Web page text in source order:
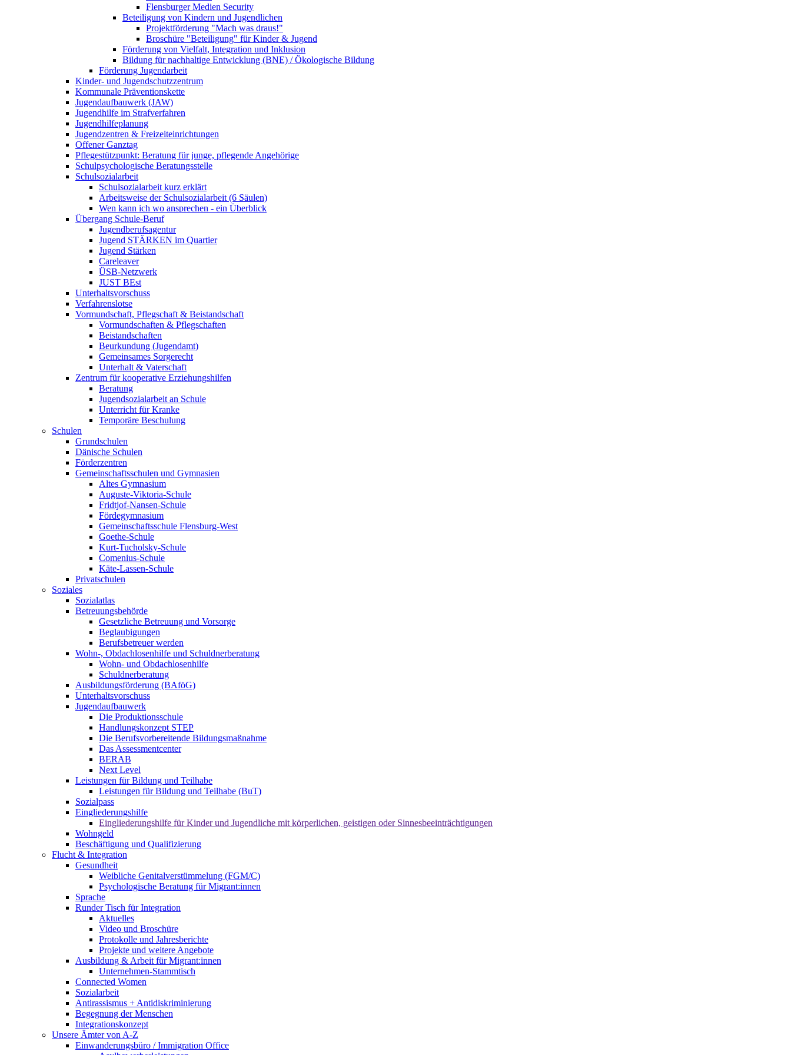
Flensburger Medien Security
Beteiligung von Kindern und Jugendlichen
Projektförderung "Mach was draus!"
Broschüre "Beteiligung" für Kinder & Jugend
Förderung von Vielfalt, Integration und Inklusion
Bildung für nachhaltige Entwicklung (BNE) / Ökologische Bildung
Förderung Jugendarbeit
Kinder- und Jugendschutzzentrum
Kommunale Präventionskette
Jugendaufbauwerk (JAW)
Jugendhilfe im Strafverfahren
Jugendhilfeplanung
Jugendzentren & Freizeiteinrichtungen
Offener Ganztag
Pflegestützpunkt: Beratung für junge, pflegende Angehörige
Schulpsychologische Beratungsstelle
Schulsozialarbeit
Schulsozialarbeit kurz erklärt
Arbeitsweise der Schulsozialarbeit (6 Säulen)
Wen kann ich wo ansprechen - ein Überblick
Übergang Schule-Beruf
Jugendberufsagentur
Jugend STÄRKEN im Quartier
Jugend Stärken
Careleaver
ÜSB-Netzwerk
JUST BEst
Unterhaltsvorschuss
Verfahrenslotse
Vormundschaft, Pflegschaft & Beistandschaft
Vormundschaften & Pflegschaften
Beistandschaften
Beurkundung (Jugendamt)
Gemeinsames Sorgerecht
Unterhalt & Vaterschaft
Zentrum für kooperative Erziehungshilfen
Beratung
Jugendsozialarbeit an Schule
Unterricht für Kranke
Temporäre Beschulung
Schulen
Grundschulen
Dänische Schulen
Förderzentren
Gemeinschaftsschulen und Gymnasien
Altes Gymnasium
Auguste-Viktoria-Schule
Fridtjof-Nansen-Schule
Fördegymnasium
Gemeinschaftsschule Flensburg-West
Goethe-Schule
Kurt-Tucholsky-Schule
Comenius-Schule
Käte-Lassen-Schule
Privatschulen
Soziales
Sozialatlas
Betreuungsbehörde
Gesetzliche Betreuung und Vorsorge
Beglaubigungen
Berufsbetreuer werden
Wohn-, Obdachlosenhilfe und Schuldnerberatung
Wohn- und Obdachlosenhilfe
Schuldnerberatung
Ausbildungsförderung (BAföG)
Unterhaltsvorschuss
Jugendaufbauwerk
Die Produktionsschule
Handlungskonzept STEP
Die Berufsvorbereitende Bildungsmaßnahme
Das Assessmentcenter
BERAB
Next Level
Leistungen für Bildung und Teilhabe
Leistungen für Bildung und Teilhabe (BuT)
Sozialpass
Eingliederungshilfe
Eingliederungshilfe für Kinder und Jugendliche mit körperlichen, geistigen oder Sinnesbeeinträchtigungen
Wohngeld
Beschäftigung und Qualifizierung
Flucht & Integration
Gesundheit
Weibliche Genitalverstümmelung (FGM/C)
Psychologische Beratung für Migrant:innen
Sprache
Runder Tisch für Integration
Aktuelles
Video und Broschüre
Protokolle und Jahresberichte
Projekte und weitere Angebote
Ausbildung & Arbeit für Migrant:innen
Unternehmen-Stammtisch
Connected Women
Sozialarbeit
Antirassismus + Antidiskriminierung
Begegnung der Menschen
Integrationskonzept
Unsere Ämter von A-Z
Einwanderungsbüro / Immigration Office